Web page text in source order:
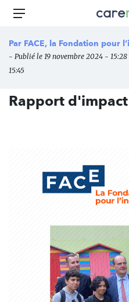
Aller
principal
des
Menu
Par FACE, la Fondation pour
- Publié le 19 novembre 2024 -
15:45
Rapport